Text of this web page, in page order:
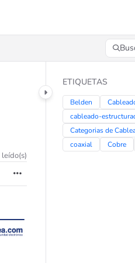
Press
ETIQUETAS
Belden
cableado-
Categorias de
coaxial
Cobre